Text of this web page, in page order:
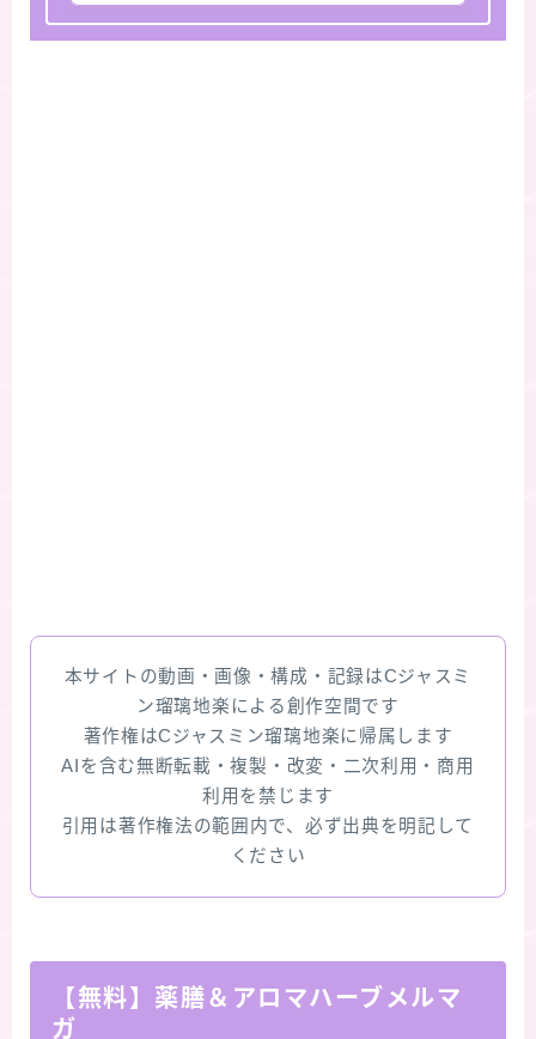
本サイトの動画・画像・構成・記録はCジャスミ
ン瑠璃地楽による創作空間です
著作権はCジャスミン瑠璃地楽に帰属します
AIを含む無断転載・複製・改変・二次利用・商用
利用を禁じます
引用は著作権法の範囲内で、必ず出典を明記して
ください
【無料】薬膳＆アロマハーブメルマ
ガ